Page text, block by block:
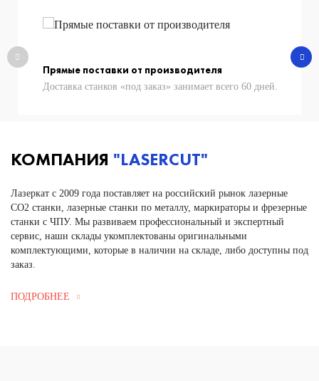
Прямые поставки от производителя
Доставка станков «под заказ» занимает всего 60 дней.
КОМПАНИЯ "LASERСUT"
Лазеркат с 2009 года поставляет на российский рынок лазерные
СО2 станки, лазерные станки по металлу, маркираторы и фрезерные
станки с ЧПУ. Мы развиваем профессиональный и экспертный
сервис, наши склады укомплектованы оригинальными
комплектующими, которые в наличии на складе, либо доступны под
заказ.
ПОДРОБНЕЕ